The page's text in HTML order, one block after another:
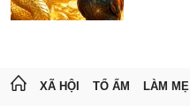
XÃ HỘI TỔ ẤM LÀM MẸ